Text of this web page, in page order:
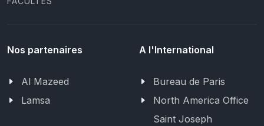
Nos partenaires
Al Mazeed
Lamsa
A l'International
Bureau de Paris
North America Office
Saint Joseph